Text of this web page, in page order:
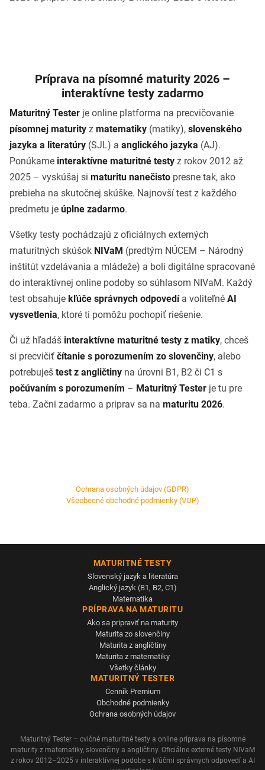
Príprava na písomné maturity 2026 –
interaktívne testy zadarmo
Maturitný Tester je online platforma na precvičovanie
písomnej maturity z matematiky (matiky), slovenského
jazyka a literatúry (SJL) a anglického jazyka (AJ).
Ponúkame interaktívne maturitné testy z rokov 2012 až
2025 – vyskúšaj si maturitu nanečisto presne tak, ako
prebieha na skutočnej skúške. Najnovší test z každého
predmetu je úplne zadarmo.
Všetky testy pochádzajú z oficiálnych externých
maturitných skúšok NIVaM (predtým NÚCEM – Národný
inštitút vzdelávania a mládeže) a boli digitálne spracované
do interaktívnej online podoby so súhlasom NIVaM. Každý
test obsahuje kľúče správnych odpovedía voliteľné AI
vysvetlenia, ktoré ti pomôžu pochopiť riešenie.
Či už hľadáš interaktívne maturitné testy z matiky, chceš
si precvičiť čítanie s porozumením zo slovenčiny, alebo
potrebuješ test z angličtiny na úrovni B1, B2 či C1 s
počúvaním s porozumením – Maturitný Tester je tu pre
teba. Začni zadarmo a priprav sa na maturitu 2026.
Ochrana osobných údajov (GDPR)
Všeobecné obchodné podmienky (VOP)
MATURITNÉ TESTY
Slovenský jazyk a literatúra
Anglický jazyk (B1, B2, C1)
Matematika
PRÍPRAVA NA MATURITU
Ako sa pripraviť na maturity
Maturita zo slovenčiny
Maturita z angličtiny
Maturita z matematiky
Všetky články
MATURITNÝ TESTER
Cenník Premium
Obchodné podmienky
Ochrana osobných údajov
Maturitný Tester – cvičné maturitné testy a online príprava na písomné
maturity z matematiky, slovenčiny a angličtiny. Oficiálne externé testy NIVaM
z rokov 2012–2025 v interaktívnej podobe s kľúčmi správnych odpovedí a AI